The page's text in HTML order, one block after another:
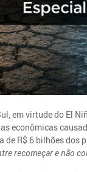
em virtude do El
econômicas
de R$ 6 bilhões dos
recomeçar e não